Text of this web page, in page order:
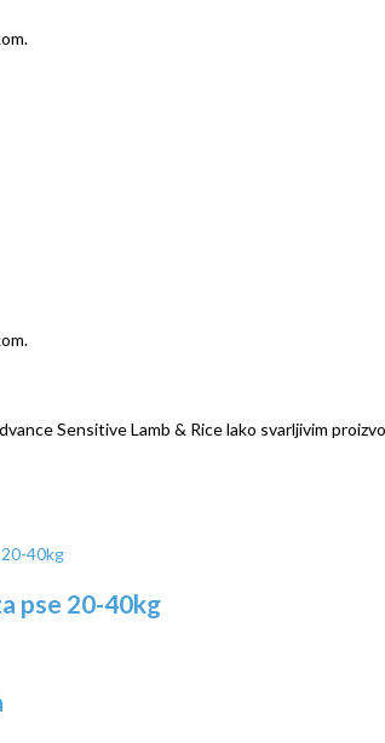
Sensitive Lamb & Rice lako svarljivim
pse 20-40kg